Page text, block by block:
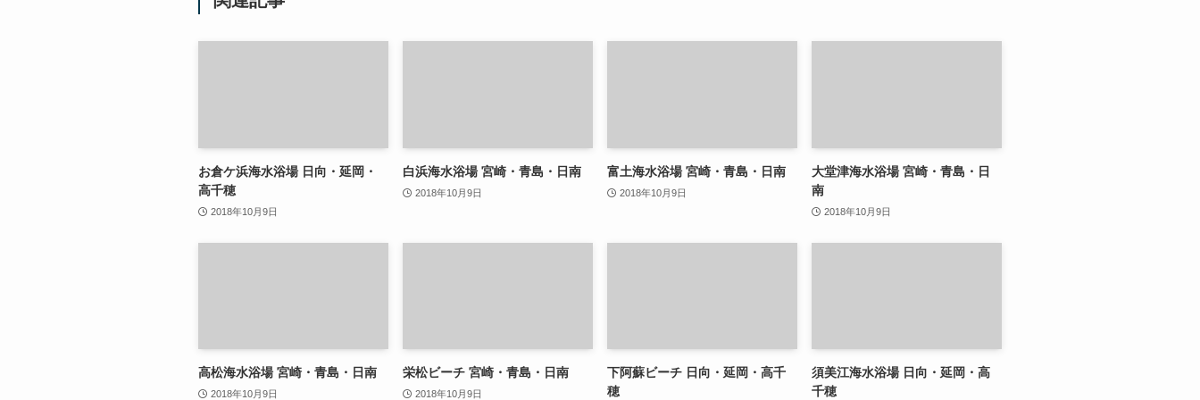
お倉ケ浜海水浴場 日向・延岡・
高千穂
2018年10月9日
白浜海水浴場 宮崎・青島・日南
2018年10月9日
富土海水浴場 宮崎・青島・日南
2018年10月9日
大堂津海水浴場 宮崎・青島・日
南
2018年10月9日
高松海水浴場 宮崎・青島・日南
2018年10月9日
栄松ビーチ 宮崎・青島・日南
2018年10月9日
下阿蘇ビーチ 日向・延岡・高千
穂
須美江海水浴場 日向・延岡・高
千穂